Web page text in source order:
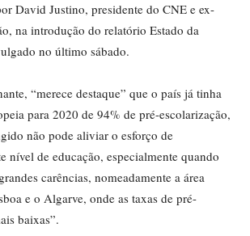
David Justino, presidente do CNE e ex-
na introdução do relatório Estado da
no último sábado.
“merece destaque” que o país já tinha
para 2020 de 94% de pré-escolarização,
não pode aliviar o esforço de
nível de educação, especialmente quando
carências, nomeadamente a área
e o Algarve, onde as taxas de pré-
baixas”.